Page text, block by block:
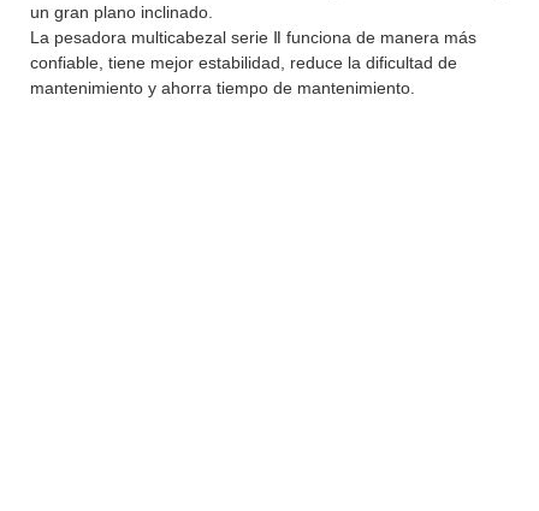
un gran plano inclinado.
La pesadora multicabezal serie Ⅱ funciona de manera más
confiable, tiene mejor estabilidad, reduce la dificultad de
mantenimiento y ahorra tiempo de mantenimiento.